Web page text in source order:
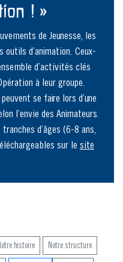
! »
de Jeunesse, les
d’animation. Ceux-
d’activités clés
à leur groupe.
se faire lors d’une
l’envie des Animateurs.
d’âges (6-8 ans,
sur le site
histoire Notre structure